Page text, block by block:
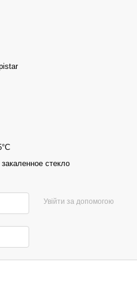
стекло
Увійти за допомогою